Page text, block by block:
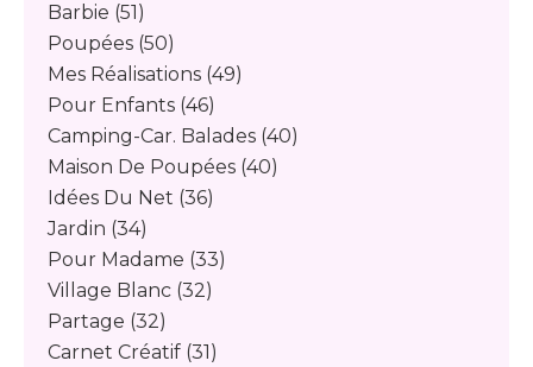
Barbie (51)
Poupées (50)
Mes Réalisations (49)
Pour Enfants (46)
Camping-Car. Balades (40)
Maison De Poupées (40)
Idées Du Net (36)
Jardin (34)
Pour Madame (33)
Village Blanc (32)
Partage (32)
Carnet Créatif (31)